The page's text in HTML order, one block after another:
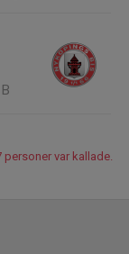
var kallade.